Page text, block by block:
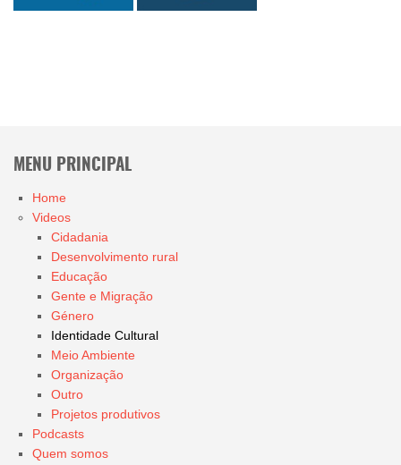
MENU PRINCIPAL
Home
Videos
Cidadania
Desenvolvimento rural
Educação
Gente e Migração
Género
Identidade Cultural
Meio Ambiente
Organização
Outro
Projetos produtivos
Podcasts
Quem somos